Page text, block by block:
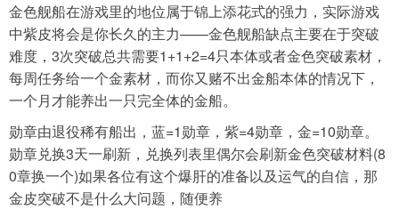
金色舰船在游戏里的地位属于锦上添花式的强力，实际游戏
中紫皮将会是你长久的主力——金色舰船缺点主要在于突破
难度，3次突破总共需要1+1+2=4只本体或者金色突破素材，
每周任务给一个金素材，而你又赌不出金船本体的情况下，
一个月才能养出一只完全体的金船。
勋章由退役稀有船出，蓝=1勋章，紫=4勋章，金=10勋章。
勋章兑换3天一刷新，兑换列表里偶尔会刷新金色突破材料(8
0章换一个)如果各位有这个爆肝的准备以及运气的自信，那
金皮突破不是什么大问题，随便养